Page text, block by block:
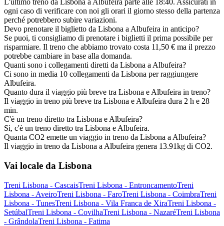
L'ultimo treno da Lisbona a Albufeira parte alle 18:40. Assicurati in
ogni caso di verificare con noi gli orari il giorno stesso della partenza
perché potrebbero subire variazioni.
Devo prenotare il biglietto da Lisbona a Albufeira in anticipo?
Se puoi, ti consigliamo di prenotare i biglietti il prima possibile per
risparmiare. Il treno che abbiamo trovato costa 11,50 € ma il prezzo
potrebbe cambiare in base alla domanda.
Quanti sono i collegamenti diretti da Lisbona a Albufeira?
Ci sono in media 10 collegamenti da Lisbona per raggiungere
Albufeira.
Quanto dura il viaggio più breve tra Lisbona e Albufeira in treno?
Il viaggio in treno più breve tra Lisbona e Albufeira dura 2 h e 28
min.
C'è un treno diretto tra Lisbona e Albufeira?
Sì, c'è un treno diretto tra Lisbona e Albufeira.
Quanta CO2 emette un viaggio in treno da Lisbona a Albufeira?
Il viaggio in treno da Lisbona a Albufeira genera 13.91kg di CO2.
Vai locale da Lisbona
Treni Lisbona - CascaisTreni Lisbona - EntroncamentoTreni
Lisbona - AveiroTreni Lisbona - FaroTreni Lisbona - CoimbraTreni
Lisbona - TunesTreni Lisbona - Vila Franca de XiraTreni Lisbona -
SetúbalTreni Lisbona - CovilhaTreni Lisbona - NazaréTreni Lisbona
- GrândolaTreni Lisbona - Fatima